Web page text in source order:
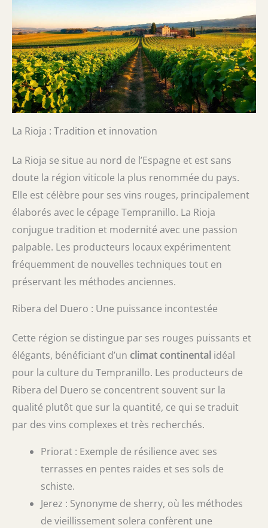
La Rioja : Tradition et innovation
La Rioja se situe au nord de l’Espagne et est sans
doute la région viticole la plus renommée du pays.
Elle est célèbre pour ses vins rouges, principalement
élaborés avec le cépage Tempranillo. La Rioja
conjugue tradition et modernité avec une passion
palpable. Les producteurs locaux expérimentent
fréquemment de nouvelles techniques tout en
préservant les méthodes anciennes.
Ribera del Duero : Une puissance incontestée
Cette région se distingue par ses rouges puissants et
élégants, bénéficiant d’un climat continental idéal
pour la culture du Tempranillo. Les producteurs de
Ribera del Duero se concentrent souvent sur la
qualité plutôt que sur la quantité, ce qui se traduit
par des vins complexes et très recherchés.
Priorat : Exemple de résilience avec ses
terrasses en pentes raides et ses sols de
schiste.
Jerez : Synonyme de sherry, où les méthodes
de vieillissement solera confèrent une